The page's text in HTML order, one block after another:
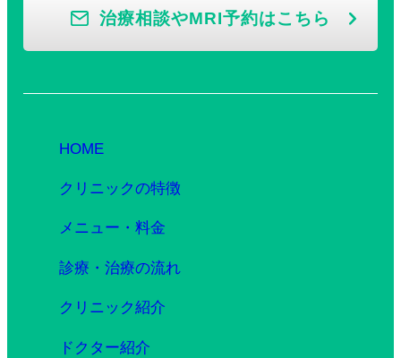
治療相談やMRI予約はこちら
HOME
クリニックの特徴
メニュー・料金
診療・治療の流れ
クリニック紹介
ドクター紹介